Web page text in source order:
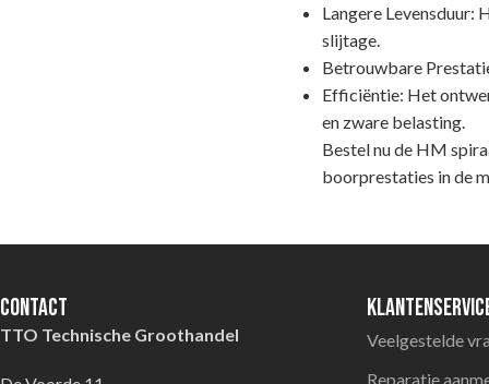
Langere Levensduur:
slijtage.
Betrouwbare
Efficiëntie: Het
en zware belasting.
Bestel nu de HM
boorprestaties in de
Contact
TTO Technische Groothandel
Veelgestelde
Reparatie